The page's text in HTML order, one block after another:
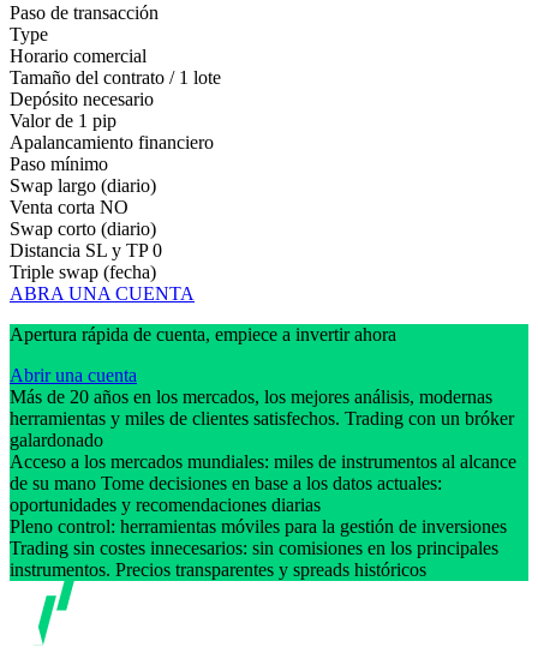
Paso de transacción
Type
Horario comercial
Tamaño del contrato / 1 lote
Depósito necesario
Valor de 1 pip
Apalancamiento financiero
Paso mínimo
Swap largo (diario)
Venta corta NO
Swap corto (diario)
Distancia SL y TP 0
Triple swap (fecha)
ABRA UNA CUENTA
Apertura rápida de cuenta, empiece a invertir ahora
Abrir una cuenta
Más de 20 años en los mercados, los mejores análisis, modernas
herramientas y miles de clientes satisfechos. Trading con un bróker
galardonado
Acceso a los mercados mundiales: miles de instrumentos al alcance
de su mano Tome decisiones en base a los datos actuales:
oportunidades y recomendaciones diarias
Pleno control: herramientas móviles para la gestión de inversiones
Trading sin costes innecesarios: sin comisiones en los principales
instrumentos. Precios transparentes y spreads históricos